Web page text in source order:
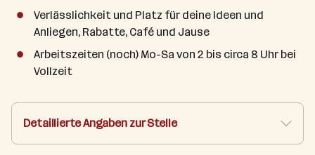
Verlässlichkeit und Platz für deine Ideen und
Anliegen, Rabatte, Café und Jause
Arbeitszeiten (noch) Mo-Sa von 2 bis circa 8 Uhr bei
Vollzeit
Detaillierte Angaben zur Stelle